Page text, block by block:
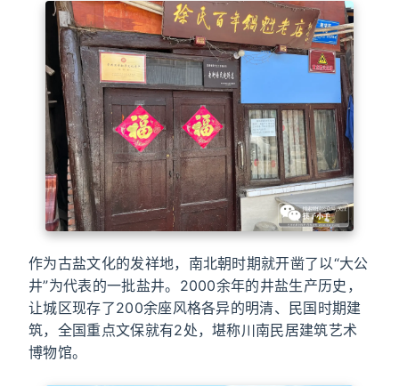
作为古盐文化的发祥地，南北朝时期就开凿了以“大公
井”为代表的一批盐井。2000余年的井盐生产历史，
让城区现存了200余座风格各异的明清、民国时期建
筑，全国重点文保就有2处，堪称川南民居建筑艺术
博物馆。